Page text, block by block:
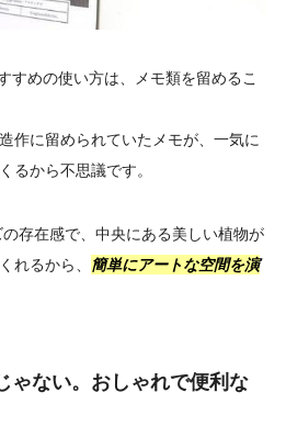
めの使い方は、メモ類を留めるこ
作に留められていたメモが、一気に
るから不思議です。
存在感で、中央にある美しい植物が
れるから、 簡単にアートな空間を演
ゃない。おしゃれで便利な